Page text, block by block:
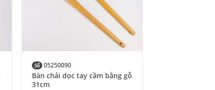
Số 05250090
Bàn chải dọc tay cầm bằng gỗ
31cm